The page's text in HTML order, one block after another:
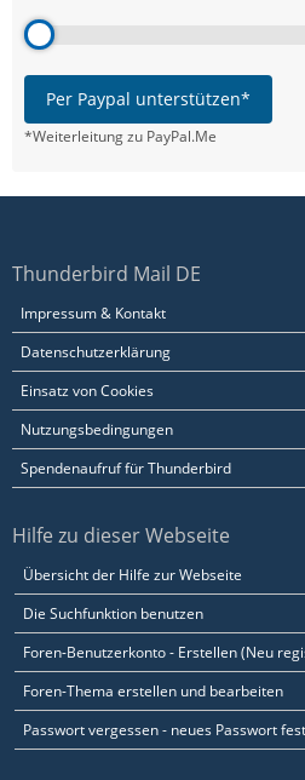
Per Paypal unterstützen*
*Weiterleitung zu PayPal.Me
Thunderbird Mail DE
Impressum & Kontakt
Datenschutzerklärung
Einsatz von Cookies
Nutzungsbedingungen
Spendenaufruf für Thunderbird
Hilfe zu dieser Webseite
Übersicht der Hilfe zur Webseite
Die Suchfunktion benutzen
Foren-Benutzerkonto - Erstellen (Neu
Foren-Thema erstellen und bearbeiten
Passwort vergessen - neues Passwort